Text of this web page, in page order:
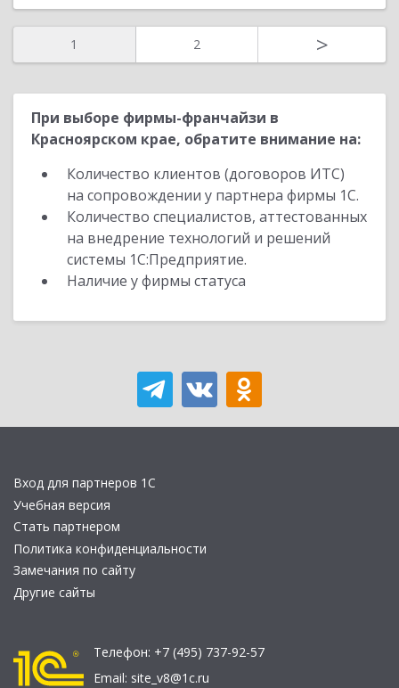
1 2 >
При выборе фирмы-франчайзи в
Красноярском крае, обратите внимание на:
Количество клиентов (договоров ИТС)
на сопровождении у партнера фирмы 1С.
Количество специалистов, аттестованных
на внедрение технологий и решений
системы 1С:Предприятие.
Наличие у фирмы статуса
Вход для партнеров 1С
Учебная версия
Стать партнером
Политика конфиденциальности
Замечания по сайту
Другие сайты
Телефон: +7 (495) 737-92-57
Email: site_v8@1c.ru